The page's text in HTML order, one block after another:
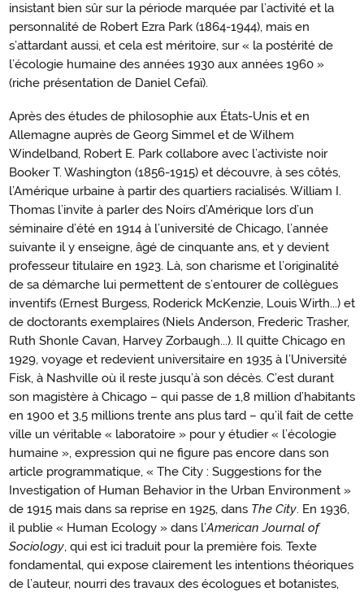
insistant bien sûr sur la période marquée par l’activité et la
personnalité de Robert Ezra Park (1864-1944), mais en
s’attardant aussi, et cela est méritoire, sur « la postérité de
l’écologie humaine des années 1930 aux années 1960 »
(riche présentation de Daniel Cefaï).
Après des études de philosophie aux États-Unis et en
Allemagne auprès de Georg Simmel et de Wilhem
Windelband, Robert E. Park collabore avec l’activiste noir
Booker T. Washington (1856-1915) et découvre, à ses côtés,
l’Amérique urbaine à partir des quartiers racialisés. William I.
Thomas l’invite à parler des Noirs d’Amérique lors d’un
séminaire d’été en 1914 à l’université de Chicago, l’année
suivante il y enseigne, âgé de cinquante ans, et y devient
professeur titulaire en 1923. Là, son charisme et l’originalité
de sa démarche lui permettent de s’entourer de collègues
inventifs (Ernest Burgess, Roderick McKenzie, Louis Wirth...) et
de doctorants exemplaires (Niels Anderson, Frederic Trasher,
Ruth Shonle Cavan, Harvey Zorbaugh...). Il quitte Chicago en
1929, voyage et redevient universitaire en 1935 à l’Université
Fisk, à Nashville où il reste jusqu’à son décès. C’est durant
son magistère à Chicago – qui passe de 1,8 million d’habitants
en 1900 et 3,5 millions trente ans plus tard – qu’il fait de cette
ville un véritable « laboratoire » pour y étudier « l’écologie
humaine », expression qui ne figure pas encore dans son
article programmatique, « The City : Suggestions for the
Investigation of Human Behavior in the Urban Environment »
de 1915 mais dans sa reprise en 1925, dans The City. En 1936,
il publie « Human Ecology » dans l’American Journal of
Sociology, qui est ici traduit pour la première fois. Texte
fondamental, qui expose clairement les intentions théoriques
de l’auteur, nourri des travaux des écologues et botanistes,